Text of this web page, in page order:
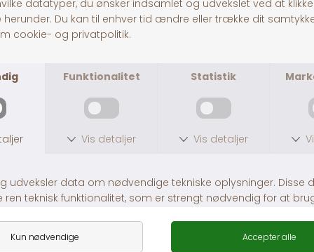
30 dages returret
Fragt fra 39,-
1-3 dages levering
Andre købte også